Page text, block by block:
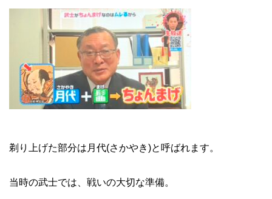
剃り上げた部分は月代(さかやき)と呼ばれます。
当時の武士では、戦いの大切な準備。